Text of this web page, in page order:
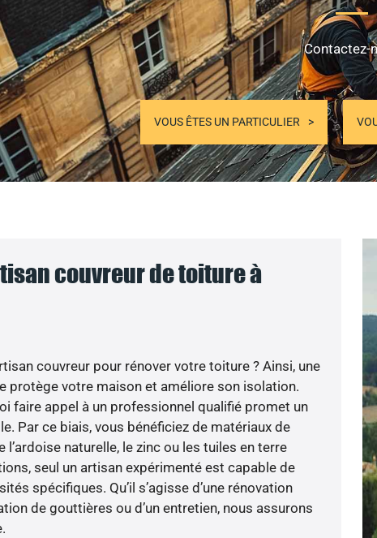
Contactez-
VOUS ÊTES UN PARTICULIER
couvreur de toiture à
couvreur pour rénover votre toiture ? Ainsi, une
protège votre maison et améliore son isolation.
faire appel à un professionnel qualifié promet un
Par ce biais, vous bénéficiez de matériaux de
naturelle, le zinc ou les tuiles en terre
seul un artisan expérimenté est capable de
spécifiques. Qu’il s’agisse d’une rénovation
de gouttières ou d’un entretien, nous assurons